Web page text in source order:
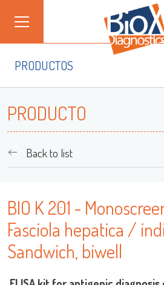
PRODUCTOS
PRODUCTO
Back to list
BIO K 201 -
Fasciola hepatica /
Sandwich, biwell